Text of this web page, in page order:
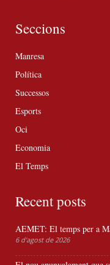
Seccions
Manresa
Política
Successos
Esports
Oci
Economia
El Temps
Recent posts
AEMET: El temps per a
6 d'agost de 2026